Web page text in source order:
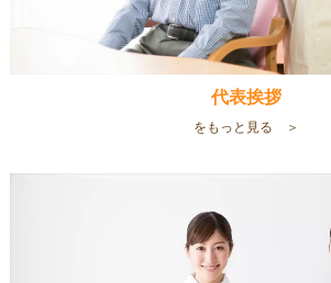
代表挨拶
をもっと見る ＞